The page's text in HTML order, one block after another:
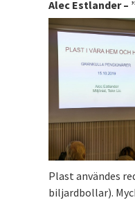
Alec Estlander –
Plast användes
biljardbollar).